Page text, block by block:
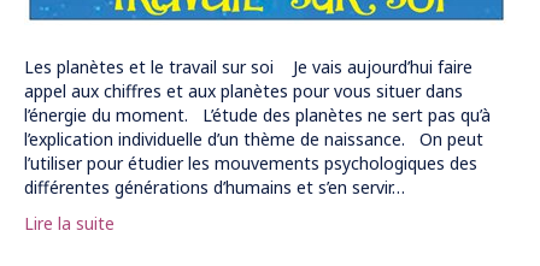
Les planètes et le travail sur soi Je vais aujourd’hui faire
appel aux chiffres et aux planètes pour vous situer dans
l’énergie du moment. L’étude des planètes ne sert pas qu’à
l’explication individuelle d’un thème de naissance. On peut
l’utiliser pour étudier les mouvements psychologiques des
différentes générations d’humains et s’en servir…
Lire la suite